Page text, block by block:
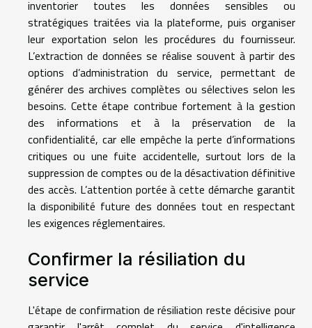
inventorier toutes les données sensibles ou
stratégiques traitées via la plateforme, puis organiser
leur exportation selon les procédures du fournisseur.
L’extraction de données se réalise souvent à partir des
options d’administration du service, permettant de
générer des archives complètes ou sélectives selon les
besoins. Cette étape contribue fortement à la gestion
des informations et à la préservation de la
confidentialité, car elle empêche la perte d’informations
critiques ou une fuite accidentelle, surtout lors de la
suppression de comptes ou de la désactivation définitive
des accès. L’attention portée à cette démarche garantit
la disponibilité future des données tout en respectant
les exigences réglementaires.
Confirmer la résiliation du
service
L'étape de confirmation de résiliation reste décisive pour